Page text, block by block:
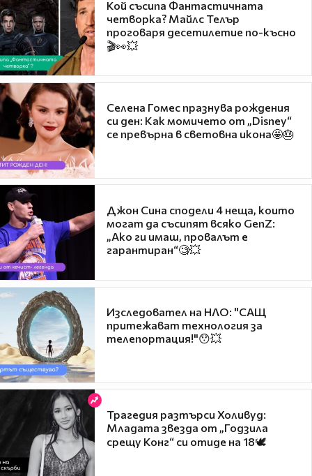
Кой съсипа Фантастичната
четворка? Майлс Телър
проговаря десетилетие по-късно
🎬👀💥
Селена Гомес празнува рождения
си ден: Как момичето от „Disney“
се превърна в световна икона🤩🎂
Джон Сина сподели 4 неща, които
могат да съсипят всяко GenZ:
„Ако ги имаш, провалът е
гарантиран“🧐💥
Изследовател на НЛО: "САЩ
притежават технология за
телепортация!"😯💥
Трагедия разтърси Холивуд:
Младата звезда от „Годзила
срещу Конг“ си отиде на 18🕊️